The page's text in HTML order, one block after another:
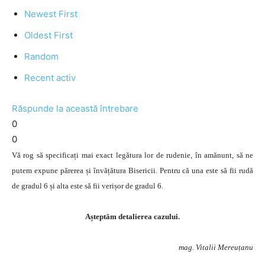
Newest First
Oldest First
Random
Recent activ
Răspunde la această întrebare
0
0
Vă rog să specificați mai exact legătura lor de rudenie, în amănunt, să ne
putem expune părerea și învățătura Bisericii. Pentru că una este să fii rudă
de gradul 6 și alta este să fii verișor de gradul 6.
Așteptăm detalierea cazului.
mag. Vitalii Mereuțanu